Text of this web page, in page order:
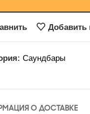
Добавить
Саундбары
О ДОСТАВКЕ